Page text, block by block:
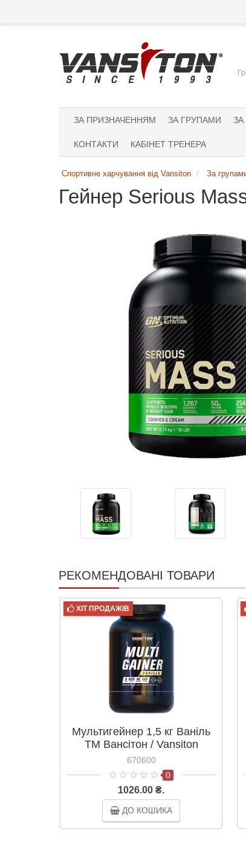
ЗА ПРИЗНАЧЕННЯМ ЗА ГРУПАМИ
КОНТАКТИ КАБІНЕТ ТРЕНЕРА
Спортивне харчування від Vansiton За
Гейнер Serious
РЕКОМЕНДОВАНІ ТОВАРИ
ХІТ ПРОДАЖІВ
Мультигейнер 1,5 кг Ваніль
ТМ Вансітон / Vansiton
670600
0
1026.00 ₴.
ДО КОШИКА